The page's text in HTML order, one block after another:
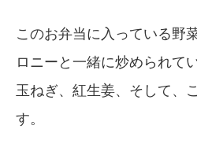
このお弁当に入っている野
ロニーと一緒に炒められて
玉ねぎ、紅生姜、そして、
す。